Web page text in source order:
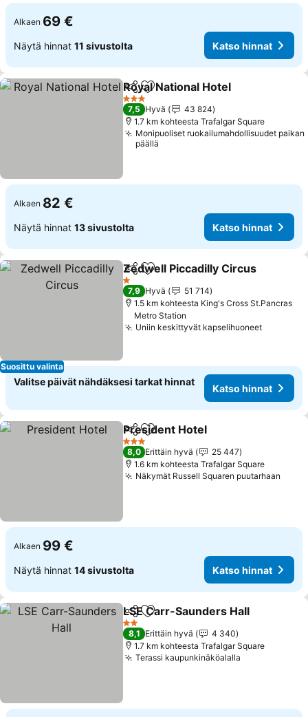
Alkaen 69 €
Näytä hinnat 11 sivustolta Katso hinnat
Jaa Lisää suosikkeihin
Royal National Hotel
3 Tähtiluokitus
7,5 Hyvä
43 824
1.7 km kohteesta Trafalgar Square
Monipuoliset ruokailumahdollisuudet paikan
päällä
Alkaen 82 €
Näytä hinnat 13 sivustolta Katso hinnat
Suosittu valinta
Jaa Lisää suosikkeihin
Zedwell Piccadilly Circus
1 Tähtiluokitus
7,9 Hyvä
51 714
1.5 km kohteesta King's Cross St.Pancras
Metro Station
Uniin keskittyvät kapselihuoneet
Valitse päivät nähdäksesi tarkat hinnat
Katso hinnat
Jaa Lisää suosikkeihin
President Hotel
3 Tähtiluokitus
8,0 Erittäin hyvä
25 447
1.6 km kohteesta Trafalgar Square
Näkymät Russell Squaren puutarhaan
Alkaen 99 €
Näytä hinnat 14 sivustolta Katso hinnat
Jaa Lisää suosikkeihin
LSE Carr-Saunders Hall
2 Tähtiluokitus
8,1 Erittäin hyvä
4 340
1.7 km kohteesta Trafalgar Square
Terassi kaupunkinäköalalla